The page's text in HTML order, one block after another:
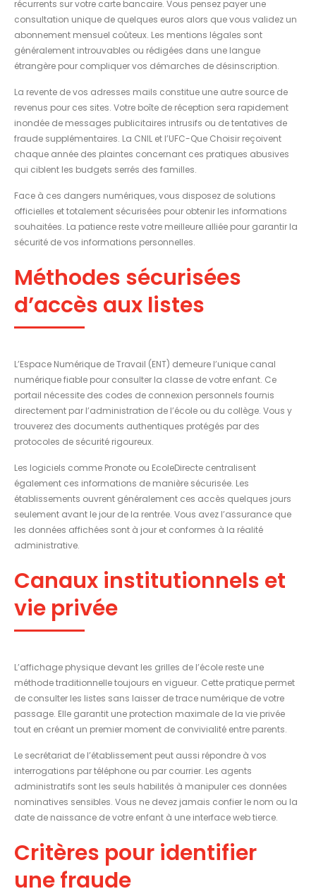
récurrents sur votre carte bancaire. Vous pensez payer une
consultation unique de quelques euros alors que vous validez un
abonnement mensuel coûteux. Les mentions légales sont
généralement introuvables ou rédigées dans une langue
étrangère pour compliquer vos démarches de désinscription.
La revente de vos adresses mails constitue une autre source de
revenus pour ces sites. Votre boîte de réception sera rapidement
inondée de messages publicitaires intrusifs ou de tentatives de
fraude supplémentaires. La CNIL et l’UFC-Que Choisir reçoivent
chaque année des plaintes concernant ces pratiques abusives
qui ciblent les budgets serrés des familles.
Face à ces dangers numériques, vous disposez de solutions
officielles et totalement sécurisées pour obtenir les informations
souhaitées. La patience reste votre meilleure alliée pour garantir la
sécurité de vos informations personnelles.
Méthodes sécurisées
d’accès aux listes
L’Espace Numérique de Travail (ENT) demeure l’unique canal
numérique fiable pour consulter la classe de votre enfant. Ce
portail nécessite des codes de connexion personnels fournis
directement par l’administration de l’école ou du collège. Vous y
trouverez des documents authentiques protégés par des
protocoles de sécurité rigoureux.
Les logiciels comme Pronote ou EcoleDirecte centralisent
également ces informations de manière sécurisée. Les
établissements ouvrent généralement ces accès quelques jours
seulement avant le jour de la rentrée. Vous avez l’assurance que
les données affichées sont à jour et conformes à la réalité
administrative.
Canaux institutionnels et
vie privée
L’affichage physique devant les grilles de l’école reste une
méthode traditionnelle toujours en vigueur. Cette pratique permet
de consulter les listes sans laisser de trace numérique de votre
passage. Elle garantit une protection maximale de la vie privée
tout en créant un premier moment de convivialité entre parents.
Le secrétariat de l’établissement peut aussi répondre à vos
interrogations par téléphone ou par courrier. Les agents
administratifs sont les seuls habilités à manipuler ces données
nominatives sensibles. Vous ne devez jamais confier le nom ou la
date de naissance de votre enfant à une interface web tierce.
Critères pour identifier
une fraude